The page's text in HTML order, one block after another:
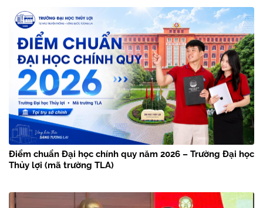
Điểm chuẩn Đại học chính quy năm 2026 – Trường Đại học
Thủy lợi (mã trường TLA)